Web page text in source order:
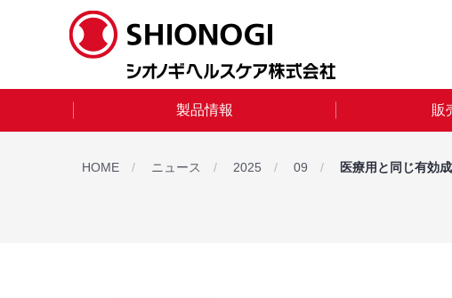
製品情報 販
HOME ニュース 2025 09 医療用と同じ有効